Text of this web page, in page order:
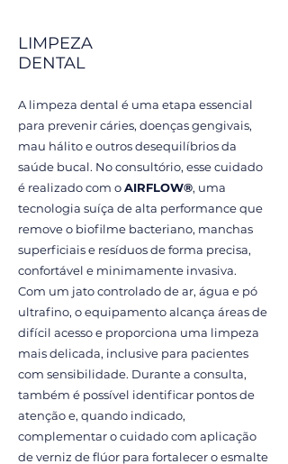
LIMPEZA
DENTAL
A limpeza dental é uma etapa essencial
para prevenir cáries, doenças gengivais,
mau hálito e outros desequilíbrios da
saúde bucal. No consultório, esse cuidado
é realizado com oAIRFLOW®, uma
tecnologia suíça de alta performance que
remove o biofilme bacteriano, manchas
superficiais e resíduos de forma precisa,
confortável e minimamente invasiva.
Com um jato controlado de ar, água e pó
ultrafino, o equipamento alcança áreas de
difícil acesso e proporciona uma limpeza
mais delicada, inclusive para pacientes
com sensibilidade. Durante a consulta,
também é possível identificar pontos de
atenção e, quando indicado,
complementar o cuidado com aplicação
de verniz de flúor para fortalecer o esmalte